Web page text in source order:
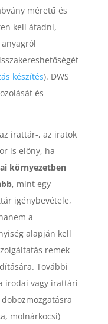
méretű és
kell átadni,
készítés). DWS
és
irattár-, az iratok
is előny, ha
környezetben
, mint egy
igénybevétele,
a
alapján kell
remek
További
irodai vagy irattári
molnárkocsi)